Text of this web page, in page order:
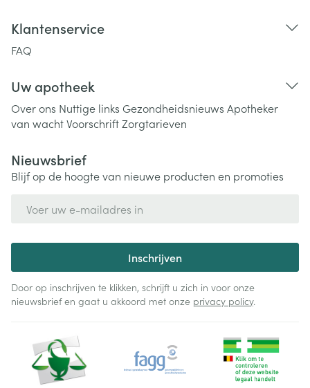
Klantenservice
FAQ
Uw apotheek
Over ons Nuttige links Gezondheidsnieuws Apotheker
van wachtVoorschriftZorgtarieven
Nieuwsbrief
Blijf op de hoogte van nieuwe producten en promoties
Inschrijven
Door op inschrijven te klikken, schrijft u zich in voor onze
nieuwsbrief en gaat u akkoord met onze privacy policy.